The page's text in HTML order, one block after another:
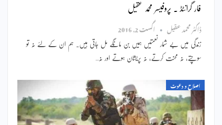
فار گرانٹڈ ۔ پروفیسر محمد عقیل
ڈاکٹر محمد عقیل اگست 2, 2016
زندگی میں بے شمار نعمتیں ہمیں بن مانگے مل جاتی ہیں۔ ہم ان کے لئے نہ تو
سوچتے، نہ محنت کرتے، نہ پریشان ہوتے اور نہ…
اصلاح و دعوت